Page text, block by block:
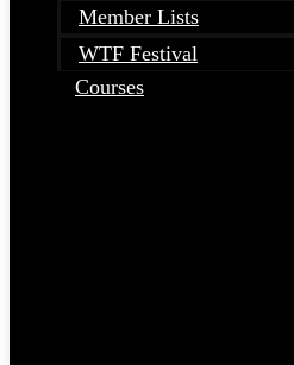
Member Lists
WTF Festival
Courses